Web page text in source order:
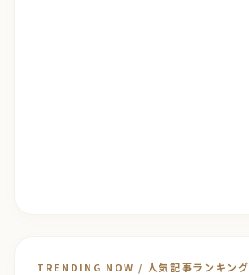
TRENDING NOW / 人気記事ランキング